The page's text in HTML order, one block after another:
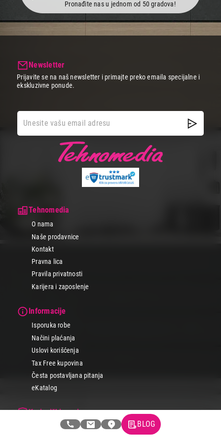
Pronađite nas u jednom od 50 gradova!
Tehnomedia
O nama
Naše prodavnice
Kontakt
Pravna lica
Pravila privatnosti
Karijera i zaposlenje
Informacije
Isporuka robe
Načini plaćanja
Uslovi korišćenja
Tax Free kupovina
Česta postavljana pitanja
eKatalog
Korisnički servis
Svi brendovi
Newsletter
Prijavite se na naš newsletter i primajte preko emaila specijalne i
ekskluzivne ponude.
BLOG